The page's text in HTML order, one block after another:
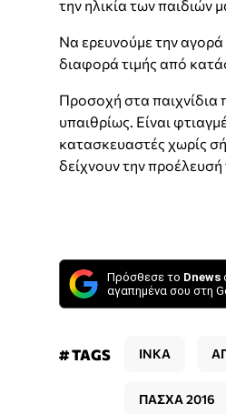
την ηλικία των παιδιών
Να ερευνούμε την αγορά
διαφορά τιμής από
Προσοχή στα παιχνίδια
υπαιθρίως. Είναι
κατασκευαστές χωρίς
δείχνουν την προέλευσή
Πρόσθεσε το Dnews
αγαπημένα σου στη
# TAGS ΙΝΚΑ
ΠΑΣΧΑ 2016